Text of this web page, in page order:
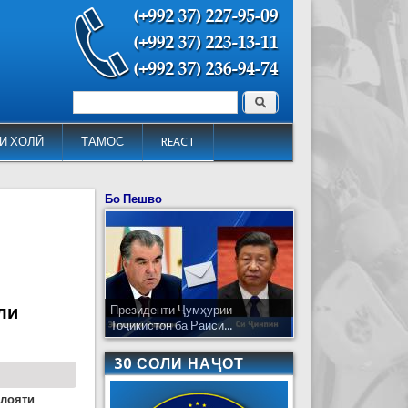
ХОЛӢ ТАМОС REACT
Форма поиска Поиск
Бо Пешво
Президенти Ҷумҳурии
Тоҷикистон ба Раиси...
30 СОЛИ НАҶОТ